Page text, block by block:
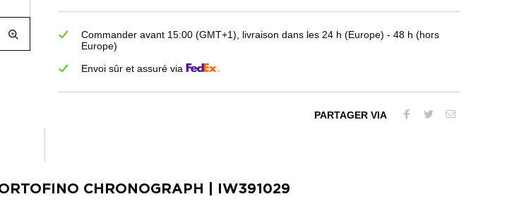
Commander avant 15:00 (GMT+1), livraison dans les 24 h (Europe) - 48 h (hors
Europe)
Envoi sûr et assuré via
PARTAGER VIA
CHRONOGRAPH | IW391029